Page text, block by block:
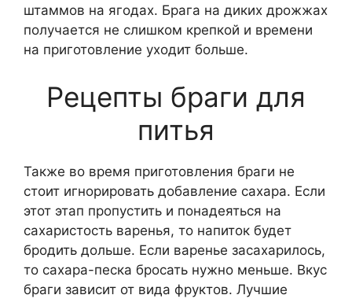
штаммов на ягодах. Брага на диких дрожжах
получается не слишком крепкой и времени
на приготовление уходит больше.
Рецепты браги для
питья
Также во время приготовления браги не
стоит игнорировать добавление сахара. Если
этот этап пропустить и понадеяться на
сахаристость варенья, то напиток будет
бродить дольше. Если варенье засахарилось,
то сахара-песка бросать нужно меньше. Вкус
браги зависит от вида фруктов. Лучшие